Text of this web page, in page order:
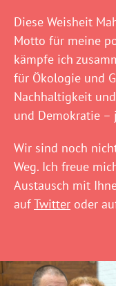
Diese Weisheit
Motto für meine
kämpfe ich
für Ökologie und
Nachhaltigkeit
und Demokratie –
Wir sind noch
Weg. Ich freue
Austausch mit
aufTwitter oder